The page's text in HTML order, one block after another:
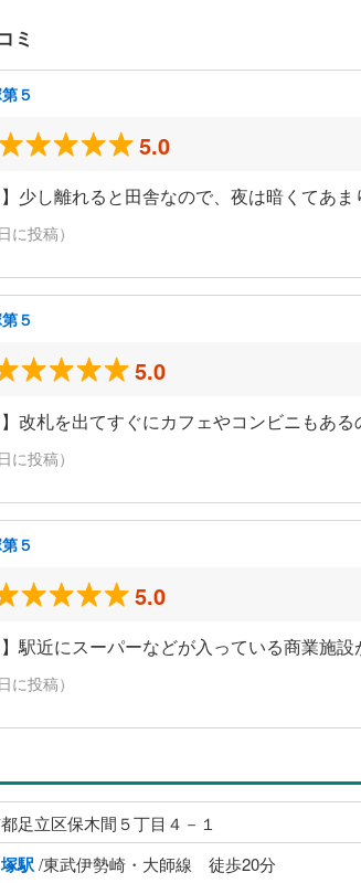
ミ
５
5.0
少し離れると田舎なので、夜は暗くてあ
投稿）
５
5.0
改札を出てすぐにカフェやコンビニもある
投稿）
５
5.0
】駅近にスーパーなどが入っている商業施
投稿）
足立区保木間５丁目４－１
駅/東武伊勢崎・大師線 徒歩20分